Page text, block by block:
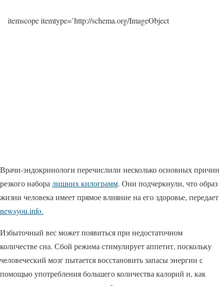
itemscope itemtype=’http://schema.org/ImageObject
Врачи-эндокринологи перечислили несколько основных причин
резкого наборалишних килограмм. Они подчеркнули, что образ
жизни человека имеет прямое влияние на его здоровье, передает
newsyou.info.
Избыточный вес может появиться при недостаточном
количестве сна. Сбой режима стимулирует аппетит, поскольку
человеческий мозг пытается восстановить запасы энергии с
помощью употребления большего количества калорий и, как